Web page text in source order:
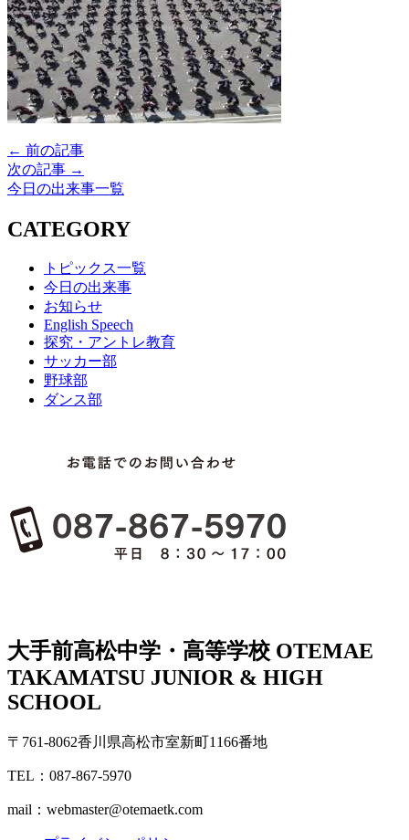
← 前の記事
次の記事 →
今日の出来事一覧
CATEGORY
トピックス一覧
今日の出来事
お知らせ
English Speech
探究・アントレ教育
サッカー部
野球部
ダンス部
大手前高松中学・高等学校 OTEMAE
TAKAMATSU JUNIOR & HIGH
SCHOOL
〒761-8062香川県高松市室新町1166番地
TEL：087-867-5970
mail：webmaster@otemaetk.com